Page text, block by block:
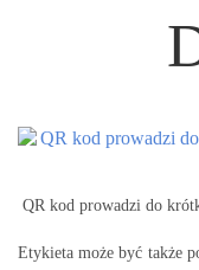
QR kod prowadzi do
Etykieta może być także